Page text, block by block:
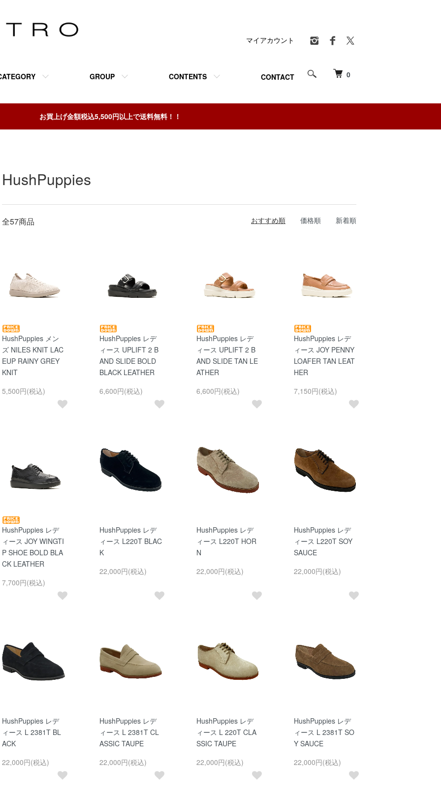
0
GROUP CONTENTS CONTACT
マイアカウント
お買上げ金額税込5,500円以上で送料無料！！
HushPuppies
全57商品 おすすめ順 価格順 新着順
HushPuppies メン
ズ NILES KNIT LAC
EUP RAINY GREY
KNIT
5,500円(税込)
HushPuppies レデ
ィース UPLIFT 2 B
AND SLIDE BOLD
BLACK LEATHER
6,600円(税込)
HushPuppies レデ
ィース UPLIFT 2 B
AND SLIDE TAN LE
ATHER
6,600円(税込)
HushPuppies レデ
ィース JOY PENNY
LOAFER TAN LEAT
HER
7,150円(税込)
HushPuppies レデ
ィース JOY WINGTI
P SHOE BOLD BLA
CK LEATHER
7,700円(税込)
HushPuppies レデ
ィース L220T BLAC
K
22,000円(税込)
HushPuppies レデ
ィース L220T HOR
N
22,000円(税込)
HushPuppies レデ
ィース L220T SOY
SAUCE
22,000円(税込)
HushPuppies レデ
ィース L 2381T BL
ACK
22,000円(税込)
HushPuppies レデ
ィース L 2381T CL
ASSIC TAUPE
22,000円(税込)
HushPuppies レデ
ィース L 220T CLA
SSIC TAUPE
22,000円(税込)
HushPuppies レデ
ィース L 2381T SO
Y SAUCE
22,000円(税込)